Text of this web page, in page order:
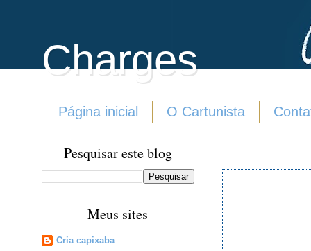
Charges
Página inicial O Cartunista
Pesquisar este blog
Meus sites
Cria capixaba